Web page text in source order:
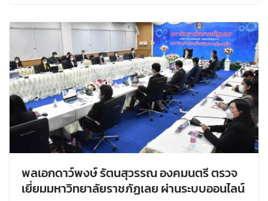
พลเอกดาว์พงษ์ รัตนสุวรรณ องคมนตรี ตรวจ
เยี่ยมมหาวิทยาลัยราชภัฏเลย ผ่านระบบออนไลน์